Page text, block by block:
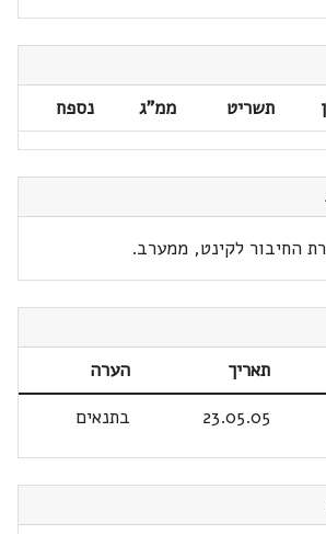
תשריט ממ"ג נספח
החיבור לקינט, ממערב.
תאריך
הערה
23.05.05 בתנאים